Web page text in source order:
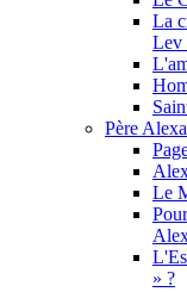
La
Lev
Père
Le
» ?